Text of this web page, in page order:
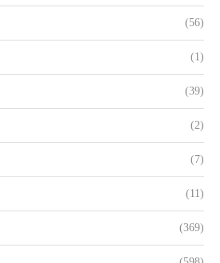
(56)
(1)
(39)
(2)
(7)
(11)
(369)